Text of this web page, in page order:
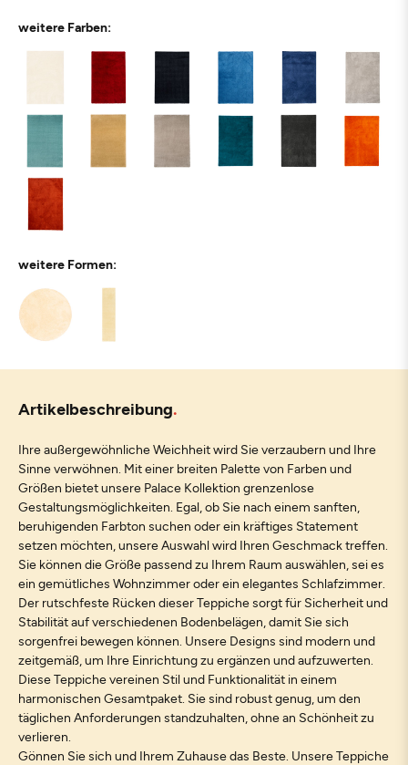
weitere Farben:
weitere Formen:
Artikelbeschreibung
Ihre außergewöhnliche Weichheit wird Sie verzaubern und Ihre
Sinne verwöhnen. Mit einer breiten Palette von Farben und
Größen bietet unsere Palace Kollektion grenzenlose
Gestaltungsmöglichkeiten. Egal, ob Sie nach einem sanften,
beruhigenden Farbton suchen oder ein kräftiges Statement
setzen möchten, unsere Auswahl wird Ihren Geschmack treffen.
Sie können die Größe passend zu Ihrem Raum auswählen, sei es
ein gemütliches Wohnzimmer oder ein elegantes Schlafzimmer.
Der rutschfeste Rücken dieser Teppiche sorgt für Sicherheit und
Stabilität auf verschiedenen Bodenbelägen, damit Sie sich
sorgenfrei bewegen können. Unsere Designs sind modern und
zeitgemäß, um Ihre Einrichtung zu ergänzen und aufzuwerten.
Diese Teppiche vereinen Stil und Funktionalität in einem
harmonischen Gesamtpaket. Sie sind robust genug, um den
täglichen Anforderungen standzuhalten, ohne an Schönheit zu
verlieren.
Gönnen Sie sich und Ihrem Zuhause das Beste. Unsere Teppiche